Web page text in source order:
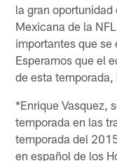
la gran
Mexicana de la
importantes que se
Esperamos que el
de esta
*Enrique Vasquez,
temporada en las
temporada del
en español de los